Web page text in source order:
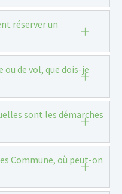
réserver un
de vol, que dois-je
sont les démarches
Commune, où peut-on